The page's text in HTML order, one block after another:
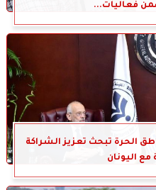
ضمن فعاليات...
الحرة تبحث تعزيز الشراكة
مع اليونان